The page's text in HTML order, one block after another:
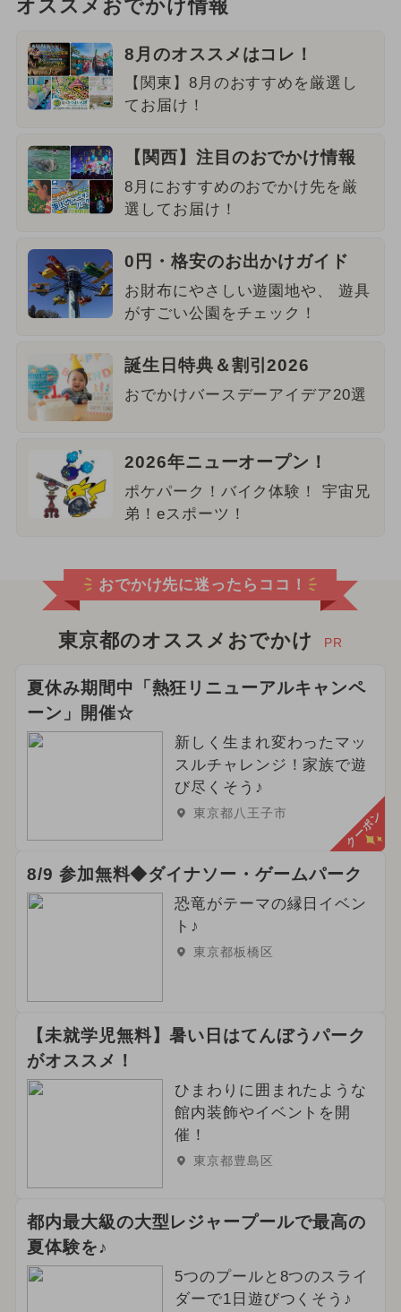
オススメおでかけ情報
8月のオススメはコレ！
【関東】8月のおすすめを厳選し
てお届け！
【関西】注目のおでかけ情報
8月におすすめのおでかけ先を厳
選してお届け！
0円・格安のお出かけガイド
お財布にやさしい遊園地や、 遊具
がすごい公園をチェック！
誕生日特典＆割引2026
おでかけバースデーアイデア20選
2026年ニューオープン！
ポケパーク！バイク体験！ 宇宙兄
弟！eスポーツ！
おでかけ先に迷ったらココ！
東京都のオススメおでかけ PR
夏休み期間中「熱狂リニューアルキャンペ
ーン」開催☆
新しく生まれ変わったマッ
スルチャレンジ！家族で遊
び尽くそう♪
東京都八王子市 クーポン
8/9 参加無料◆ダイナソー・ゲームパーク
恐竜がテーマの縁日イベン
ト♪
東京都板橋区
【未就学児無料】暑い日はてんぼうパーク
がオススメ！
ひまわりに囲まれたような
館内装飾やイベントを開
催！
東京都豊島区
都内最大級の大型レジャープールで最高の
夏体験を♪
5つのプールと8つのスライ
ダーで1日遊びつくそう♪